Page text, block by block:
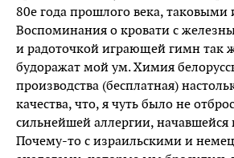
80е года прошлого века, таковыми
Воспоминания о кровати с
и радоточкой играющей гимн так
будоражат мой ум. Химия
производства (бесплатная)
качества, что, я чуть было не
сильнейшей аллергии, начавшейся
Почему-то с израильскими и